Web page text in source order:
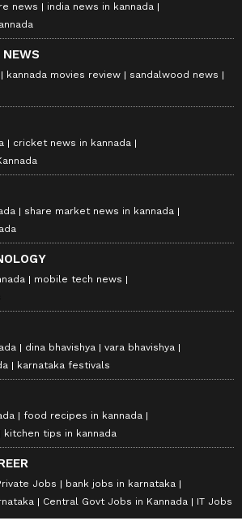
news
india news in kannada
kannada movies review
sandalwood news
cricket news in kannada
share market news in kannada
mobile tech news
dina bhavishya
vara bhavishya
karnataka festivals
food recipes in kannada
kitchen tips in kannada
Jobs
bank jobs in karnataka
Central Govt Jobs in Kannada IT Jobs